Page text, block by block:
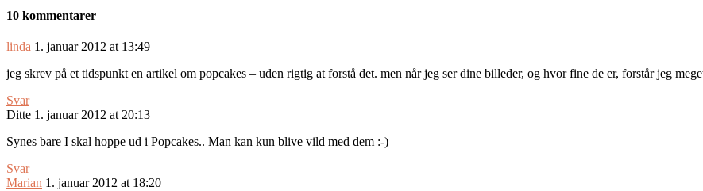
10 kommentarer
linda 1. januar 2012 at 13:49
jeg skrev på et tidspunkt en artikel om popcakes – uden rigtig at forstå det. men når jeg ser dine billeder, og hvor fine de er, forstår jeg
Svar
Ditte 1. januar 2012 at 20:13
Synes bare I skal hoppe ud i Popcakes.. Man kan kun blive vild med dem :-)
Svar
Marian 1. januar 2012 at 18:20